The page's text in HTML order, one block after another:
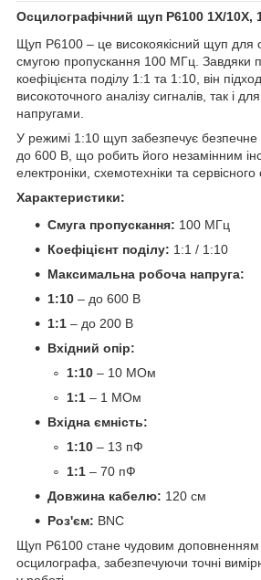
Осцилографічний щуп P6100 1X/10X,
Щуп P6100 – це високоякісний щуп для
смугою пропускання 100 МГц. Завдяки
коефіцієнта поділу 1:1 та 1:10, він
високоточного аналізу сигналів, так і
напругами.
У режимі 1:10 щуп забезпечує
до 600 В, що робить його незамінним
електроніки, схемотехніки та
Характеристики:
Смуга пропускання: 100 МГц
Коефіцієнт поділу: 1:1 / 1:10
Максимальна робоча напруга:
1:10 – до 600 В
1:1 – до 200 В
Вхідний опір:
1:10 – 10 МОм
1:1 – 1 МОм
Вхідна ємність:
1:10 – 13 пФ
1:1 – 70 пФ
Довжина кабелю: 120 см
Роз'єм: BNC
Щуп P6100 стане чудовим доповненням
осцилографа, забезпечуючи точні